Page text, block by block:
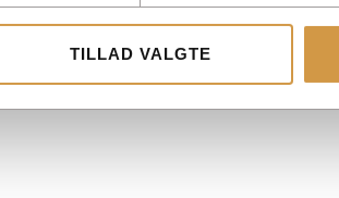
TILLAD VALGTE